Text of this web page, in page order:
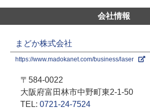
会社情報
まどか株式会社
https://www.madokanet.com/business/laser
〒584-0022
大阪府富田林市中野町東2-1-50
TEL: 0721-24-7524